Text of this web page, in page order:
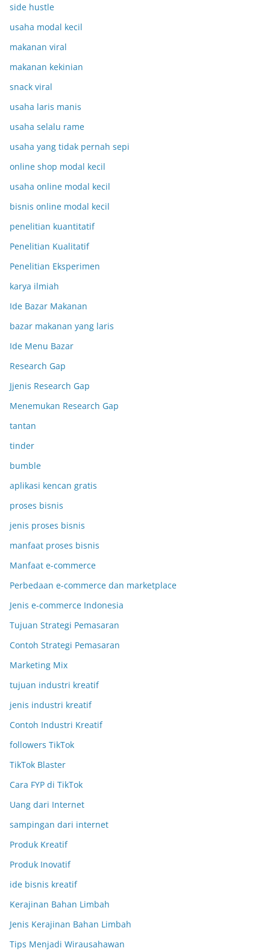
side hustle
usaha modal kecil
makanan viral
makanan kekinian
snack viral
usaha laris manis
usaha selalu rame
usaha yang tidak pernah sepi
online shop modal kecil
usaha online modal kecil
bisnis online modal kecil
penelitian kuantitatif
Penelitian Kualitatif
Penelitian Eksperimen
karya ilmiah
Ide Bazar Makanan
bazar makanan yang laris
Ide Menu Bazar
Research Gap
Jjenis Research Gap
Menemukan Research Gap
tantan
tinder
bumble
aplikasi kencan gratis
proses bisnis
jenis proses bisnis
manfaat proses bisnis
Manfaat e-commerce
Perbedaan e-commerce dan marketplace
Jenis e-commerce Indonesia
Tujuan Strategi Pemasaran
Contoh Strategi Pemasaran
Marketing Mix
tujuan industri kreatif
jenis industri kreatif
Contoh Industri Kreatif
followers TikTok
TikTok Blaster
Cara FYP di TikTok
Uang dari Internet
sampingan dari internet
Produk Kreatif
Produk Inovatif
ide bisnis kreatif
Kerajinan Bahan Limbah
Jenis Kerajinan Bahan Limbah
Tips Menjadi Wirausahawan